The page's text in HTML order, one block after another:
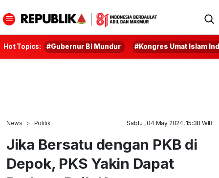
Hot Topics: #Gubernur BI Mundur #Kongres Umat Islam
News Politik Sabtu , 04 May 2024, 15:38 WIB
Jika Bersatu dengan PKB di
Depok, PKS Yakin Dapat